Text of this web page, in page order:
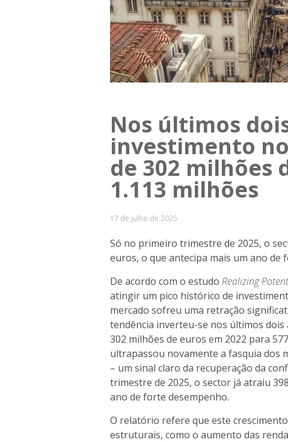
Nos últimos
investimento
de 302 milhões
1.113 milhões
17 de julho de 2025
Só no primeiro trimestre de 2025, o
euros, o que antecipa mais um ano de
De acordo com o estudoRealizing
atingir um pico histórico de
mercado sofreu uma retração
tendência inverteu-se nos últimos
302 milhões de euros em 2022 para
ultrapassou novamente a fasquia dos
– um sinal claro da recuperação da
trimestre de 2025, o sector já atraiu
ano de forte desempenho.
O relatório refere que este
estruturais, como o aumento das